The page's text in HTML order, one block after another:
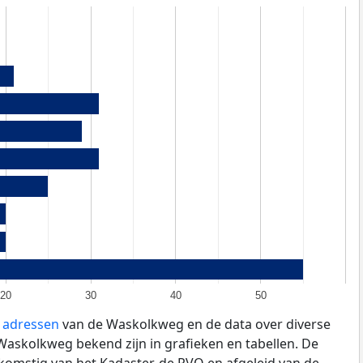
20 30 40 50
van de Waskolkweg en de data over diverse
bekend zijn in grafieken en tabellen. De